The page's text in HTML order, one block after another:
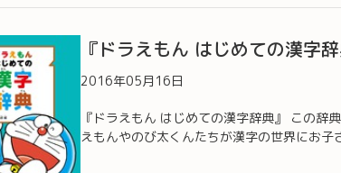
『ドラえもん はじめての漢字
2016年05月16日
『ドラえもん はじめての漢字辞典』 この
えもんやのび太くんたちが漢字の世界にお